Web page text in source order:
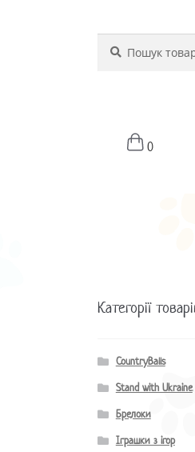
0
Категорії
CountryBalls
Stand with Ukraine
Брелоки
Іграшки з ігор